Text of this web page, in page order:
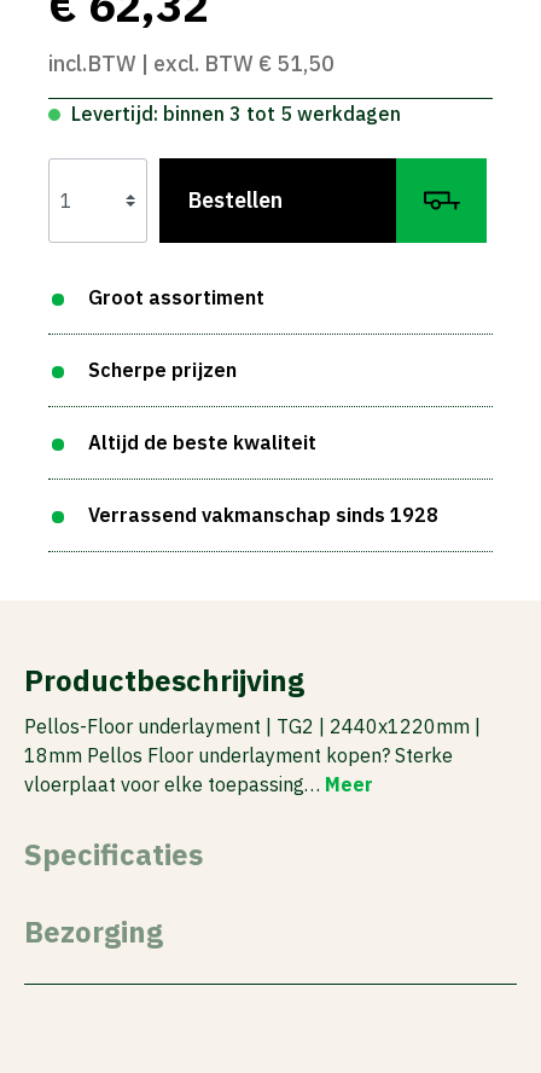
incl.BTW | excl. BTW € 51,50
Levertijd: binnen 3 tot 5 werkdagen
Bestellen
Groot assortiment
Scherpe prijzen
Altijd de beste kwaliteit
Verrassend vakmanschap sinds 1928
Productbeschrijving
Pellos-Floor underlayment | TG2 | 2440x1220mm |
18mm Pellos Floor underlayment kopen? Sterke
vloerplaat voor elke toepassing… Meer
Specificaties
Bezorging